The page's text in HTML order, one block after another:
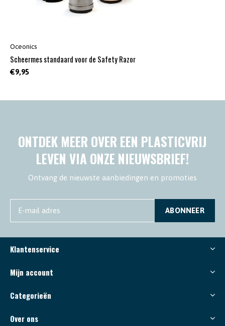
Oceonics
Scheermes standaard voor de Safety Razor
€9,95
ONTDEK MEER OVER EEN PLASTICVRIJ
LEVEN VIA ONZE NIEUWSBRIEF!
Ontvang de nieuwste aanbiedingen en promoties
ABONNEER
Klantenservice
Mijn account
Categorieën
Over ons